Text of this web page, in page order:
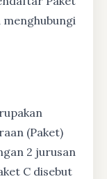
menghubungi
(Paket)
2 jurusan
C disebut